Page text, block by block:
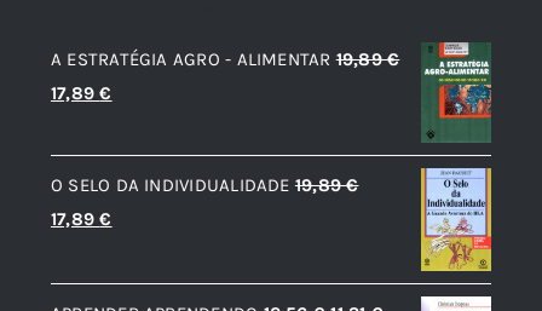
A ESTRATÉGIA AGRO - ALIMENTAR 19,89€
O
original
era:
19,89 €.
17,89€
atual
é:
17,89 €.
O SELO DA INDIVIDUALIDADE 19,89€
O
original
17,89€
atual